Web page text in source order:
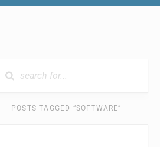
0 RESULTS
POSTS TAGGED “SOFTWARE”